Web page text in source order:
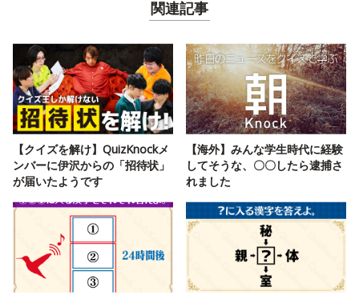
関連記事
【クイズを解け】QuizKnockメ
ンバーに伊沢からの「招待状」
が届いたようです
【海外】みんな学生時代に経験
してそうな、〇〇したら逮捕さ
れました